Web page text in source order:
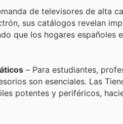
de televisores de alta
sus catálogos revelan
que los hogares
– Para estudiantes,
son esenciales. Las
potentes y periféricos,